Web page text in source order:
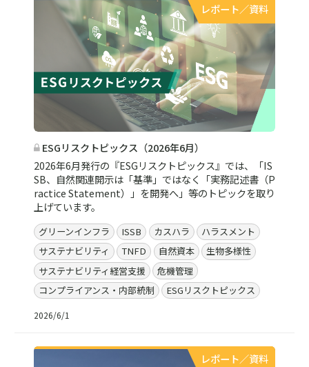
レポート／資料
ESGリスクトピックス（2026年6月）
2026年6月発行の『ESGリスクトピックス』では、「IS
SB、自然関連開示は「基準」ではなく「実務記述書（P
ractice Statement）」を開発へ」等のトピックを取り
上げています。
グリーンインフラ ISSB カスハラ
ハラスメント
サステナビリティ
TNFD 自然資本
生物多様性
サステナビリティ経営支援
危機管理
コンプライアンス・内部統制
ESGリスクトピックス
2026/6/1
レポート／資料